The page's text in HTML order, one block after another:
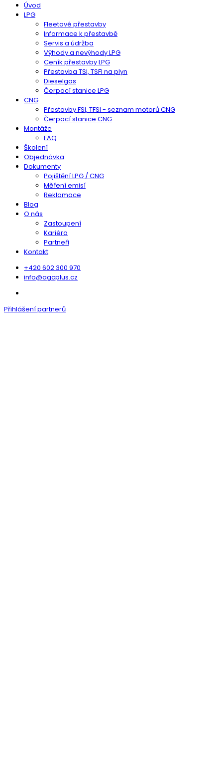
Úvod
LPG
Fleetové přestavby
Informace k přestavbě
Servis a údržba
Výhody a nevýhody LPG
Ceník přestavby LPG
Přestavba TSI, TSFI na plyn
Dieselgas
Čerpací stanice LPG
CNG
Přestavby FSI, TFSI - seznam motorů CNG
Čerpací stanice CNG
Montáže
FAQ
Školení
Objednávka
Dokumenty
Pojištění LPG / CNG
Měření emisí
Reklamace
Blog
O nás
Zastoupení
Kariéra
Partneři
Kontakt
+420 602 300 970
info@agcplus.cz
Přihlášení partnerů